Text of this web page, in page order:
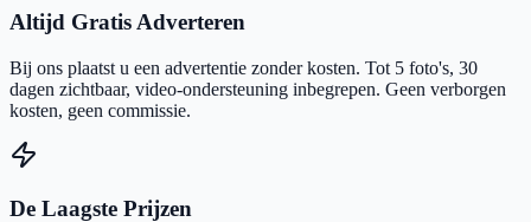
Altijd Gratis Adverteren
Bij ons plaatst u een advertentie zonder kosten. Tot 5 foto's, 30
dagen zichtbaar, video-ondersteuning inbegrepen. Geen verborgen
kosten, geen commissie.
De Laagste Prijzen